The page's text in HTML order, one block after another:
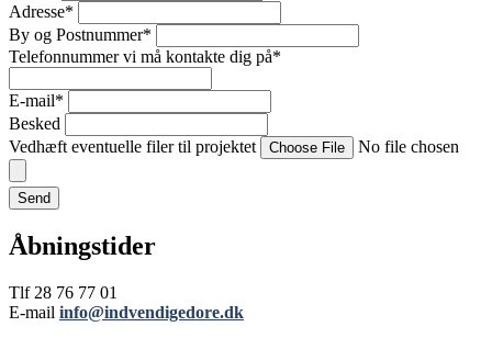
Adresse*
By og Postnummer*
Telefonnummer vi må kontakte dig på*
E-mail*
Besked
Vedhæft eventuelle filer til projektet
Choose File No file chosen
Send
Åbningstider
Tlf 28 76 77 01
E-mail info@indvendigedore.dk